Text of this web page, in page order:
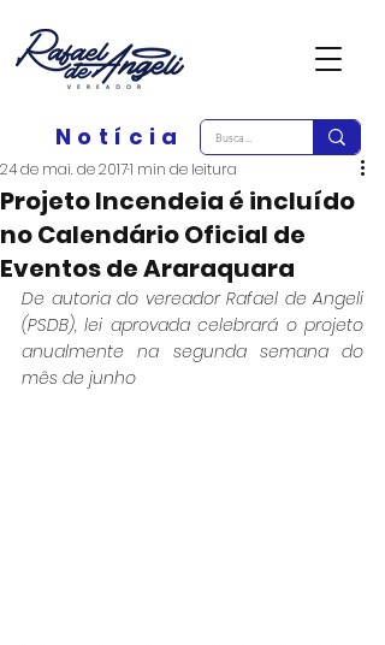
Notícia
Projeto Incendeia é incluído
no Calendário Oficial de
Eventos de Araraquara
24 de mai. de 20171 min de leitura
De autoria do vereador Rafael de Angeli
(PSDB), lei aprovada celebrará o projeto
anualmente na segunda semana do
mês de junho